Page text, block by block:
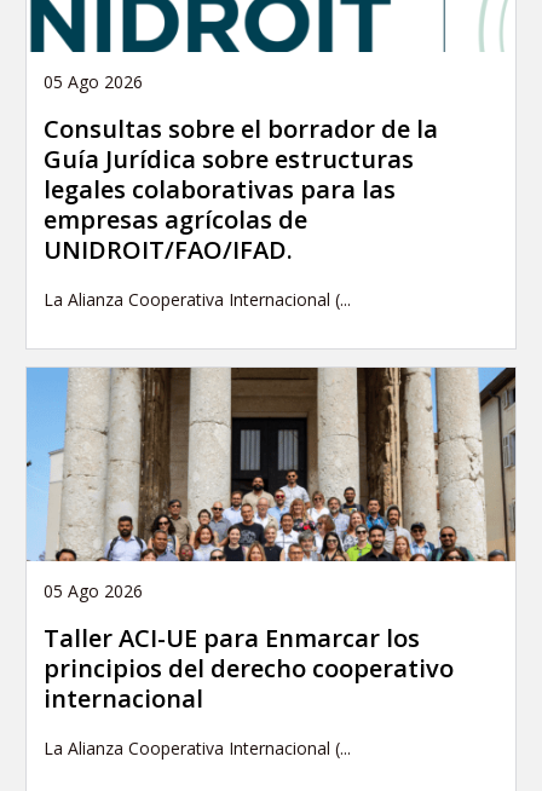
05 Ago 2026
Consultas sobre el borrador de la
Guía Jurídica sobre estructuras
legales colaborativas para las
empresas agrícolas de
UNIDROIT/FAO/IFAD.
La Alianza Cooperativa Internacional (...
05 Ago 2026
Taller ACI-UE para Enmarcar los
principios del derecho cooperativo
internacional
La Alianza Cooperativa Internacional (...